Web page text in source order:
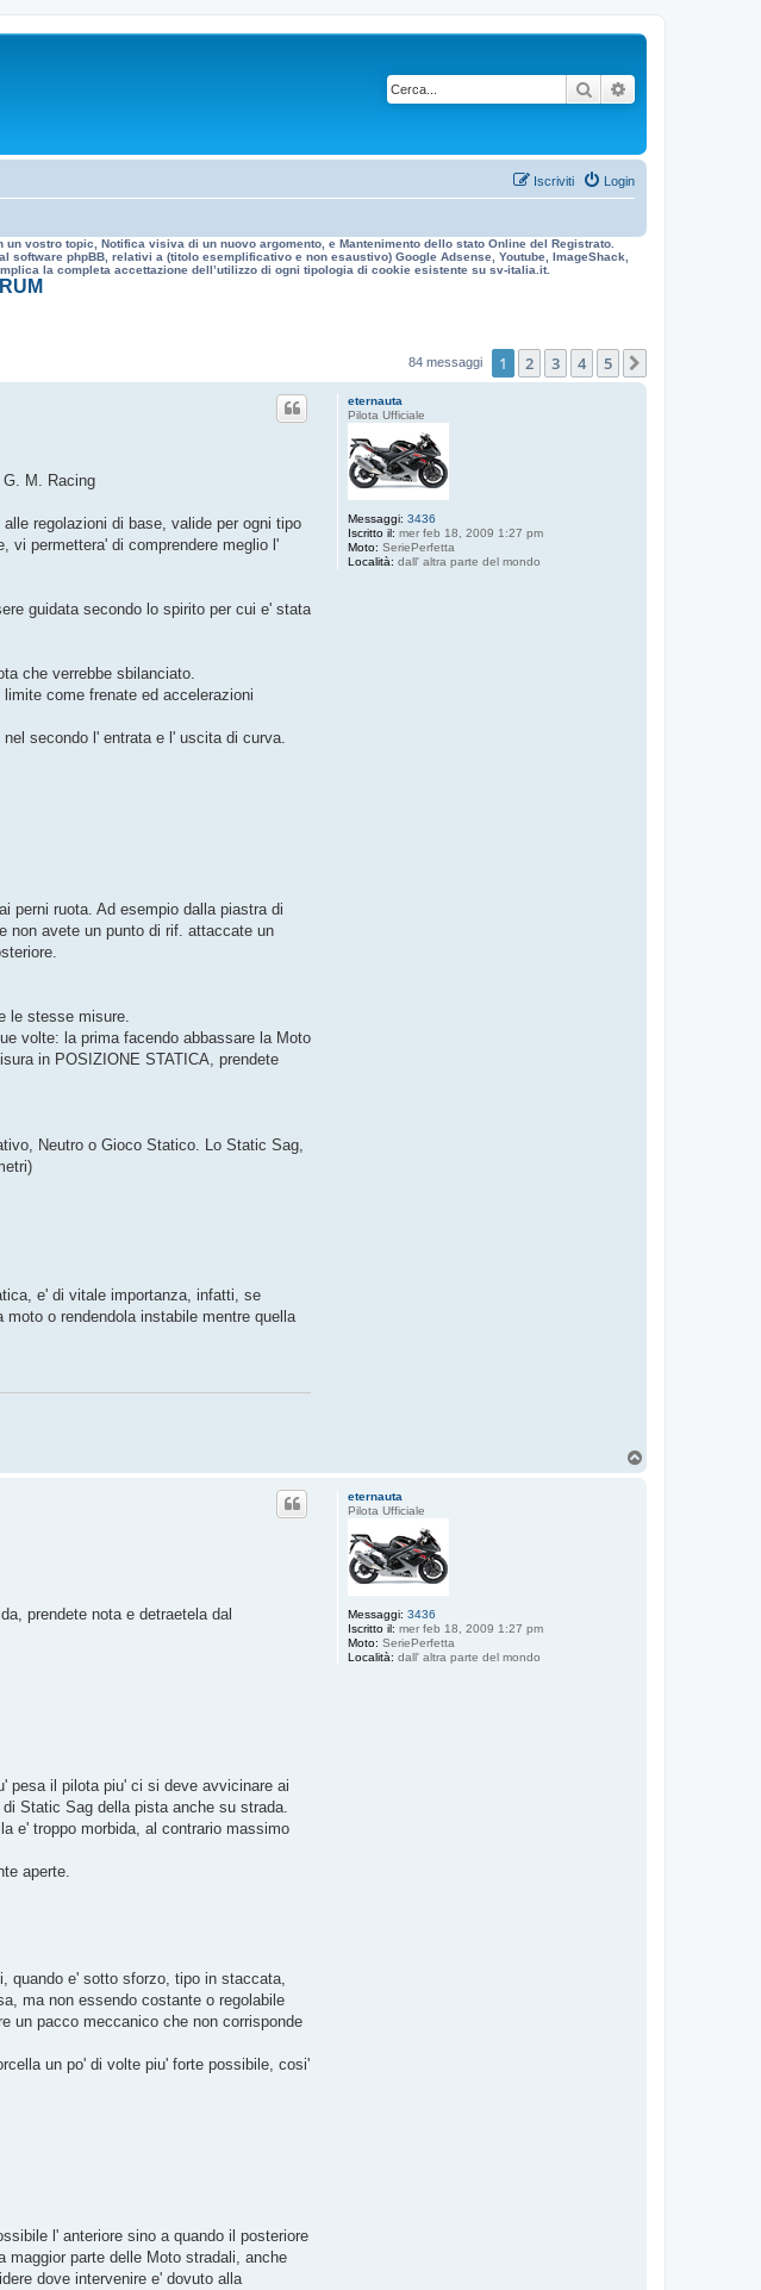
Cerca
Login
Iscriviti
vostro topic, Notifica visiva di un nuovo argomento, e Mantenimento dello stato Online del Registrato.
phpBB, relativi a (titolo esemplificativo e non esaustivo) Google Adsense, Youtube, ImageShack,
la completa accettazione dell’utilizzo di ogni tipologia di cookie esistente su sv-italia.it.
84 messaggi 1 2 3 4 5
eternauta
Pilota Ufficiale
Messaggi: 3436
Iscritto il: mer feb 18, 2009 1:27 pm
Moto: SeriePerfetta
Località: dall' altra parte del mondo
M. Racing
regolazioni di base, valide per ogni tipo
vi permettera' di comprendere meglio l'
guidata secondo lo spirito per cui e' stata
che verrebbe sbilanciato.
come frenate ed accelerazioni
secondo l' entrata e l' uscita di curva.
perni ruota. Ad esempio dalla piastra di
non avete un punto di rif. attaccate un
le stesse misure.
volte: la prima facendo abbassare la Moto
in POSIZIONE STATICA, prendete
Neutro o Gioco Statico. Lo Static Sag,
e' di vitale importanza, infatti, se
o rendendola instabile mentre quella
eternauta
Pilota Ufficiale
Messaggi: 3436
Iscritto il: mer feb 18, 2009 1:27 pm
Moto: SeriePerfetta
Località: dall' altra parte del mondo
prendete nota e detraetela dal
pesa il pilota piu' ci si deve avvicinare ai
Static Sag della pista anche su strada.
e' troppo morbida, al contrario massimo
aperte.
quando e' sotto sforzo, tipo in staccata,
ma non essendo costante o regolabile
un pacco meccanico che non corrisponde
un po' di volte piu' forte possibile, cosi'
l' anteriore sino a quando il posteriore
maggior parte delle Moto stradali, anche
dove intervenire e' dovuto alla